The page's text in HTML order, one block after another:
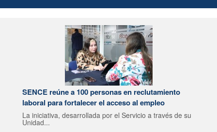
SENCE reúne a 100 personas en reclutamiento
laboral para fortalecer el acceso al empleo
La iniciativa, desarrollada por el Servicio a través de su
Unidad...